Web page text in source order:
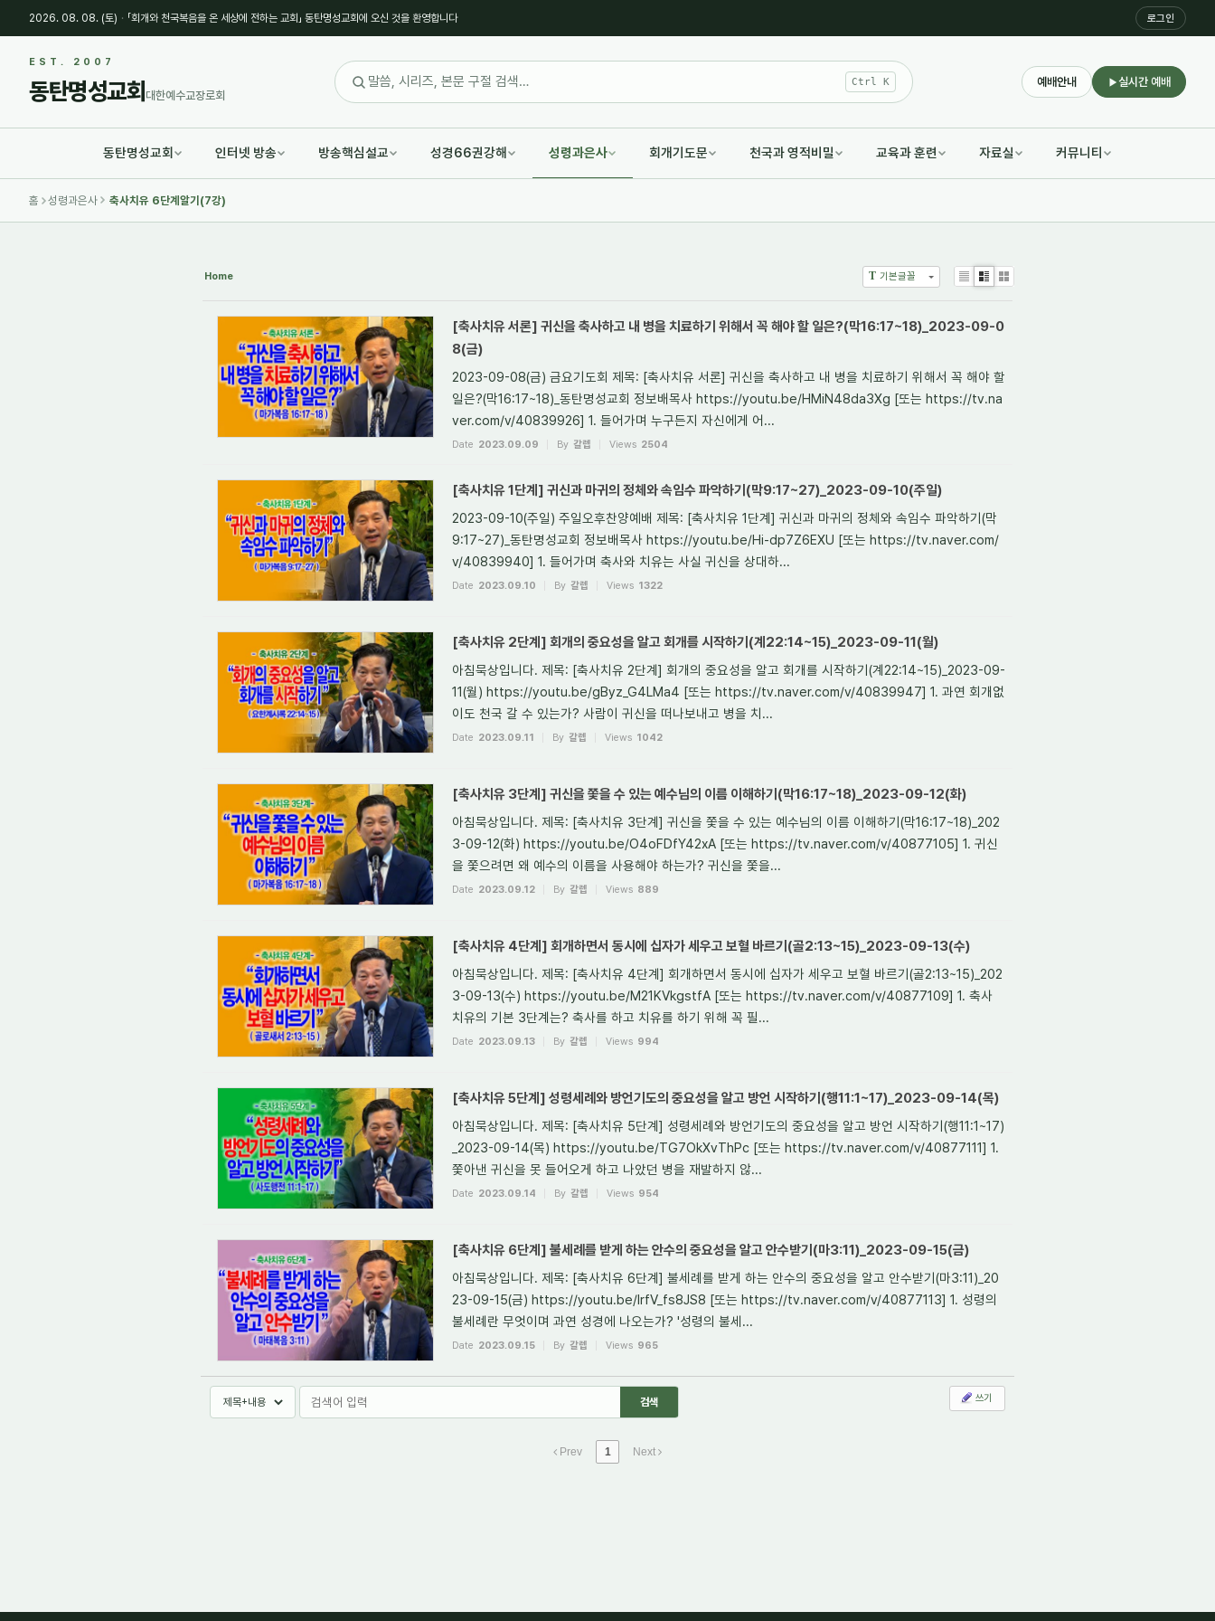
2026. 08. 08. (토) · 「회개와 천국복음을 온 세상에 전하는 교회」 동탄명성교회에 오신 것을 환영합니다 로그인
EST. 2007
동탄명성교회 대한예수교장로회
Ctrl K 예배안내 실시간 예배
동탄명성교회 인터넷 방송 방송핵심설교 성경66권강해 성령과은사 회개기도문 천국과 영적비밀 교육과 훈련 자료실 커뮤니티
홈 성령과은사 축사치유 6단계알기(7강)
Home T 기본글꼴
ListZine
[축사치유 서론] 귀신을 축사하고 내 병을 치료하기 위해서 꼭 해야 할 일은?(막16:17~18)_2023-09-0
8(금)
2023-09-08(금) 금요기도회 제목: [축사치유 서론] 귀신을 축사하고 내 병을 치료하기 위해서 꼭 해야 할
일은?(막16:17~18)_동탄명성교회 정보배목사 https://youtu.be/HMiN48da3Xg [또는 https://tv.na
ver.com/v/40839926] 1. 들어가며 누구든지 자신에게 어...
Date 2023.09.09 By 갈렙 Views 2504
[축사치유 1단계] 귀신과 마귀의 정체와 속임수 파악하기(막9:17~27)_2023-09-10(주일)
2023-09-10(주일) 주일오후찬양예배 제목: [축사치유 1단계] 귀신과 마귀의 정체와 속임수 파악하기(막
9:17~27)_동탄명성교회 정보배목사 https://youtu.be/Hi-dp7Z6EXU [또는 https://tv.naver.com/
v/40839940] 1. 들어가며 축사와 치유는 사실 귀신을 상대하...
Date 2023.09.10 By 갈렙 Views 1322
[축사치유 2단계] 회개의 중요성을 알고 회개를 시작하기(계22:14~15)_2023-09-11(월)
아침묵상입니다. 제목: [축사치유 2단계] 회개의 중요성을 알고 회개를 시작하기(계22:14~15)_2023-09-
11(월) https://youtu.be/gByz_G4LMa4 [또는 https://tv.naver.com/v/40839947] 1. 과연 회개없
이도 천국 갈 수 있는가? 사람이 귀신을 떠나보내고 병을 치...
Date 2023.09.11 By 갈렙 Views 1042
[축사치유 3단계] 귀신을 쫓을 수 있는 예수님의 이름 이해하기(막16:17~18)_2023-09-12(화)
아침묵상입니다. 제목: [축사치유 3단계] 귀신을 쫓을 수 있는 예수님의 이름 이해하기(막16:17~18)_202
3-09-12(화) https://youtu.be/O4oFDfY42xA [또는 https://tv.naver.com/v/40877105] 1. 귀신
을 쫓으려면 왜 예수의 이름을 사용해야 하는가? 귀신을 쫓을...
Date 2023.09.12 By 갈렙 Views 889
[축사치유 4단계] 회개하면서 동시에 십자가 세우고 보혈 바르기(골2:13~15)_2023-09-13(수)
아침묵상입니다. 제목: [축사치유 4단계] 회개하면서 동시에 십자가 세우고 보혈 바르기(골2:13~15)_202
3-09-13(수) https://youtu.be/M21KVkgstfA [또는 https://tv.naver.com/v/40877109] 1. 축사
치유의 기본 3단계는? 축사를 하고 치유를 하기 위해 꼭 필...
Date 2023.09.13 By 갈렙 Views 994
[축사치유 5단계] 성령세례와 방언기도의 중요성을 알고 방언 시작하기(행11:1~17)_2023-09-14(목)
아침묵상입니다. 제목: [축사치유 5단계] 성령세례와 방언기도의 중요성을 알고 방언 시작하기(행11:1~17)
_2023-09-14(목) https://youtu.be/TG7OkXvThPc [또는 https://tv.naver.com/v/40877111] 1.
쫓아낸 귀신을 못 들어오게 하고 나았던 병을 재발하지 않...
Date 2023.09.14 By 갈렙 Views 954
[축사치유 6단계] 불세례를 받게 하는 안수의 중요성을 알고 안수받기(마3:11)_2023-09-15(금)
아침묵상입니다. 제목: [축사치유 6단계] 불세례를 받게 하는 안수의 중요성을 알고 안수받기(마3:11)_20
23-09-15(금) https://youtu.be/lrfV_fs8JS8 [또는 https://tv.naver.com/v/40877113] 1. 성령의
불세례란 무엇이며 과연 성경에 나오는가? '성령의 불세...
Date 2023.09.15 By 갈렙 Views 965
쓰기
Prev 1 Next
Sketchbook5, 스케치북5
Sketchbook5, 스케치북5
Sketchbook5, 스케치북5
Sketchbook5, 스케치북5